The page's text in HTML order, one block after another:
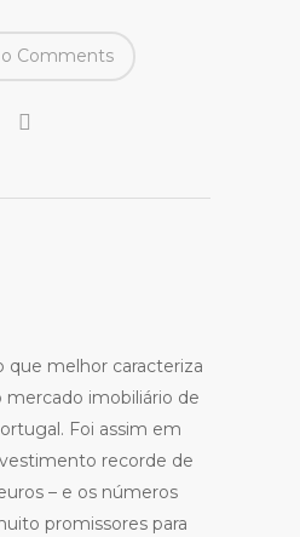
Comments
que melhor caracteriza
imobiliário de
Foi assim em
recorde de
– e os números
promissores para